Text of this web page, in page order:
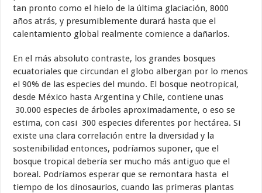
tan pronto como el hielo de la última glaciación, 8000
años atrás, y presumiblemente durará hasta que el
calentamiento global realmente comience a dañarlos.
En el más absoluto contraste, los grandes bosques
ecuatoriales que circundan el globo albergan por lo menos
el 90% de las especies del mundo. El bosque neotropical,
desde México hasta Argentina y Chile, contiene unas
30.000 especies de árboles aproximadamente, o eso se
estima, con casi 300 especies diferentes por hectárea. Si
existe una clara correlación entre la diversidad y la
sostenibilidad entonces, podríamos suponer, que el
bosque tropical debería ser mucho más antiguo que el
boreal. Podríamos esperar que se remontara hasta el
tiempo de los dinosaurios, cuando las primeras plantas